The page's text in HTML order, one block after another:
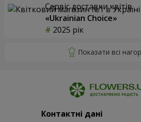
Сервіс доставки квітів
«Ukrainian Choice»
2025 рік
Контактні дані